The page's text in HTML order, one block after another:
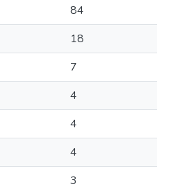
84
18
7
4
4
4
3